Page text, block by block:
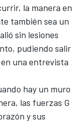
la manera en
también sea un
sin lesiones
pudiendo salir
en una entrevista
hay un muro
las fuerzas G
y sus